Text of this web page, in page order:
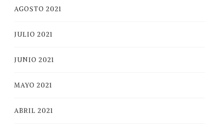
AGOSTO 2021
JULIO 2021
JUNIO 2021
MAYO 2021
ABRIL 2021